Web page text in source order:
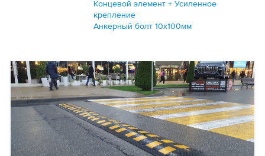
Концевой элемент + Усиленное
крепление
Анкерный болт 10х100мм